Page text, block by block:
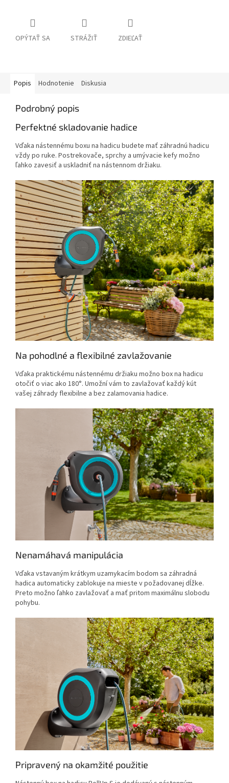
OPÝTAŤ SA STRÁŽIŤ ZDIEĽAŤ
Popis Hodnotenie Diskusia
Podrobný popis
Perfektné skladovanie hadice
Vďaka nástennému boxu na hadicu budete mať záhradnú hadicu
vždy po ruke. Postrekovače, sprchy a umývacie kefy možno
ľahko zavesiť a uskladniť na nástennom držiaku.
Na pohodlné a flexibilné zavlažovanie
Vďaka praktickému nástennému držiaku možno box na hadicu
otočiť o viac ako 180°. Umožní vám to zavlažovať každý kút
vašej záhrady flexibilne a bez zalamovania hadice.
Nenamáhavá manipulácia
Vďaka vstavaným krátkym uzamykacím bodom sa záhradná
hadica automaticky zablokuje na mieste v požadovanej dĺžke.
Preto možno ľahko zavlažovať a mať pritom maximálnu slobodu
pohybu.
Pripravený na okamžité použitie